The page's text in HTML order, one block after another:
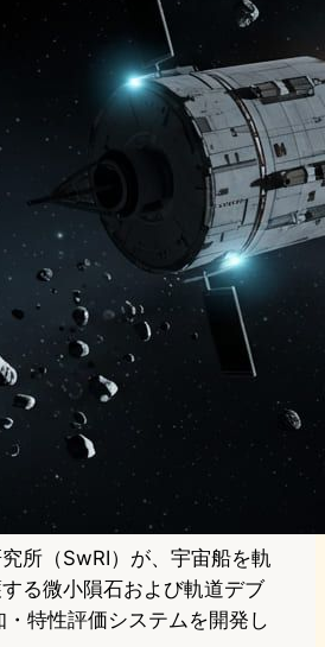
所（SwRI）が、宇宙船を軌
る微小隕石および軌道デブ
・特性評価システムを開発し